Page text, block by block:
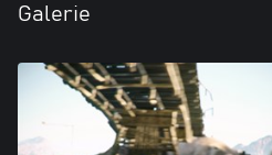
Galerie